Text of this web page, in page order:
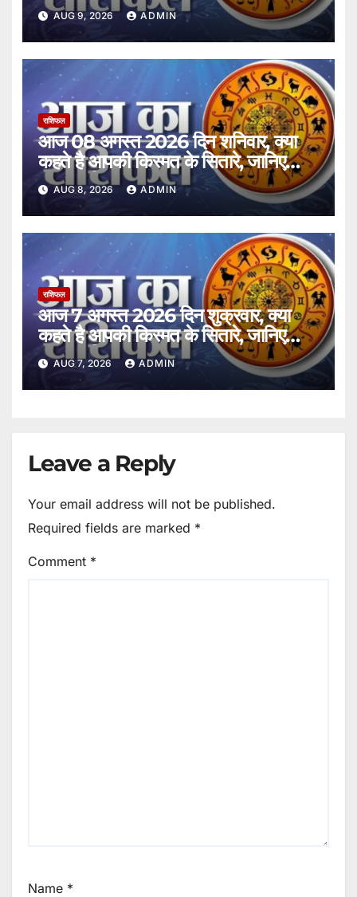
राशिफल।
AUG 9, 2026 ADMIN
राशिफल
आज 08 अगस्त 2026 दिन शनिवार, क्या
कहते है आपकी किस्मत के सितारे, जानिए
अपना राशिफल।
AUG 8, 2026 ADMIN
राशिफल
आज 7 अगस्त 2026 दिन शुक्रवार, क्या
कहते है आपकी किस्मत के सितारे, जानिए
अपना राशिफल।
AUG 7, 2026 ADMIN
Leave a Reply
Your email address will not be published.
Required fields are marked *
Comment *
Name *